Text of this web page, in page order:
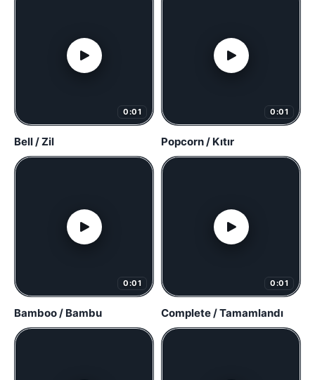
0:01
Bell / Zil
0:01
Popcorn / Kıtır
0:01
Bamboo / Bambu
0:01
Complete / Tamamlandı